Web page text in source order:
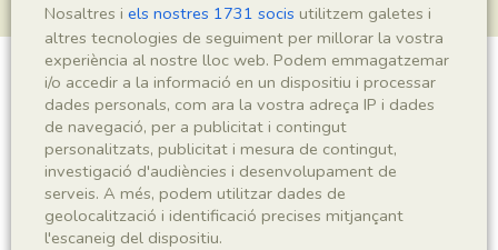
?Ranunculus sp.
Sigla
MNHN 17400,4
Nosaltres i els nostres 1731 socis utilitzem galetes i
altres tecnologies de seguiment per millorar la vostra
experiència al nostre lloc web. Podem emmagatzemar
i/o accedir a la informació en un dispositiu i processar
dades personals, com ara la vostra adreça IP i dades
de navegació, per a publicitat i contingut
personalitzats, publicitat i mesura de contingut,
investigació d'audiències i desenvolupament de
serveis. A més, podem utilitzar dades de
geolocalització i identificació precises mitjançant
l'escaneig del dispositiu.